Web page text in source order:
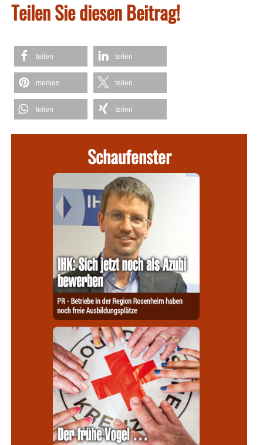
Teilen Sie diesen Beitrag!
teilen teilen
merken teilen
teilen teilen
Schaufenster